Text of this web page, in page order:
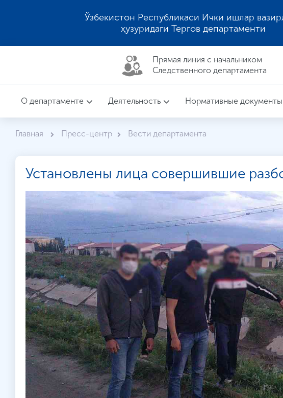
Ўзбекистон Республикаси Ички ишлар
ҳузуридаги Тергов департаменти
Прямая линия c начальником
Следственного департамента
О департаменте Деятельность Нормативные документы
Главная Пресс-центр Вести департамента
Установлены лица совершившие